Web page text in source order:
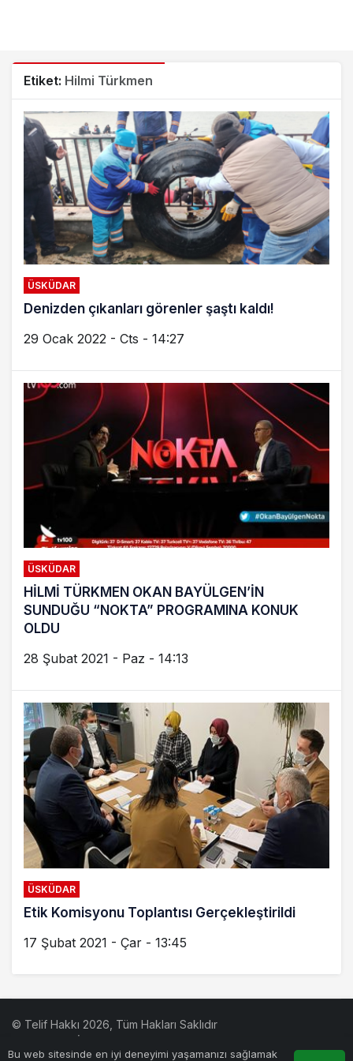
Etiket: Hilmi Türkmen
ÜSKÜDAR
Denizden çıkanları görenler şaştı kaldı!
29 Ocak 2022 - Cts - 14:27
ÜSKÜDAR
HİLMİ TÜRKMEN OKAN BAYÜLGEN’İN
SUNDUĞU “NOKTA” PROGRAMINA KONUK
OLDU
28 Şubat 2021 - Paz - 14:13
ÜSKÜDAR
Etik Komisyonu Toplantısı Gerçekleştirildi
17 Şubat 2021 - Çar - 13:45
Bu web sitesinde en iyi deneyimi yaşamanızı sağlamak
© Telif Hakkı 2026, Tüm Hakları Saklıdır
İskandinavya
Trabzon Haber Konya 24 ihm Haber Konya Haber Avrupa